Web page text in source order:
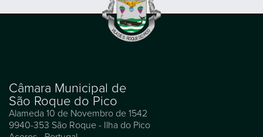
Câmara Municipal de
São Roque do Pico
Alameda 10 de Novembro de 1542
9940-353 São Roque - Ilha do Pico